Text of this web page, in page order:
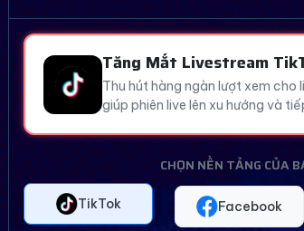
Tăng Mắt Livestream
Thu hút hàng ngàn lượt xem cho
giúp phiên live lên xu hướng và
CHỌN NỀN TẢNG CỦA
TikTok Facebook